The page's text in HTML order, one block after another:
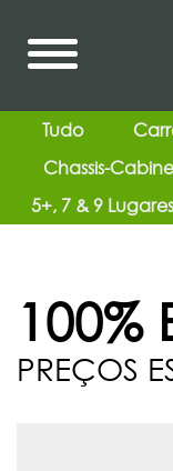
Tudo
Chassis-
5+, 7 & 9 Lugares
100%
PREÇOS